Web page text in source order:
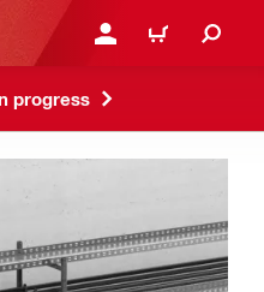
登录或注册购物车
progress